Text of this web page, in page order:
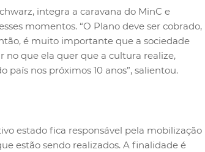
integra a caravana do MinC e
momentos. “O Plano deve ser cobrado,
é muito importante que a sociedade
no que ela quer que a cultura realize,
nos próximos 10 anos”, salientou.
estado fica responsável pela mobilização
estão sendo realizados. A finalidade é